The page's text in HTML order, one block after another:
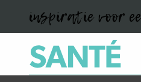
inspiratie voor